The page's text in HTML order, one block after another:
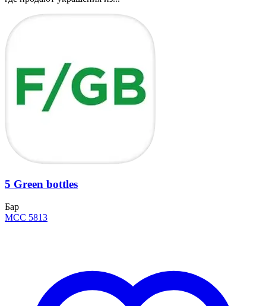
5 Green bottles
Бар
MCC 5813